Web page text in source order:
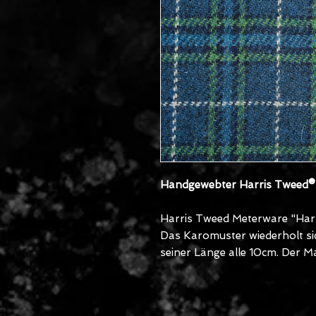
Handgewebter Harris
Harris Tweed Meterware
Das Karomuster wiederholt
seiner Länge alle 10cm. Der
15.000–20.000 Martindale.
Vielzahl an
Polsterungen. Die Farb- und